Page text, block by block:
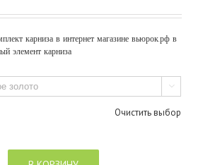
карниза в интернет магазине вьюрок.рф в
элемент карниза

Очистить выбор